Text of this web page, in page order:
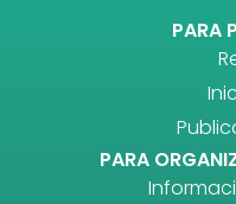
PARA
PARA